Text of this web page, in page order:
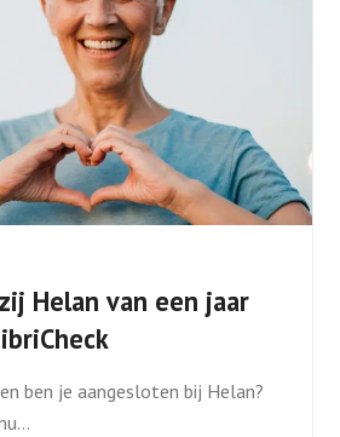
Helan van een jaar
ben je aangesloten bij Helan?